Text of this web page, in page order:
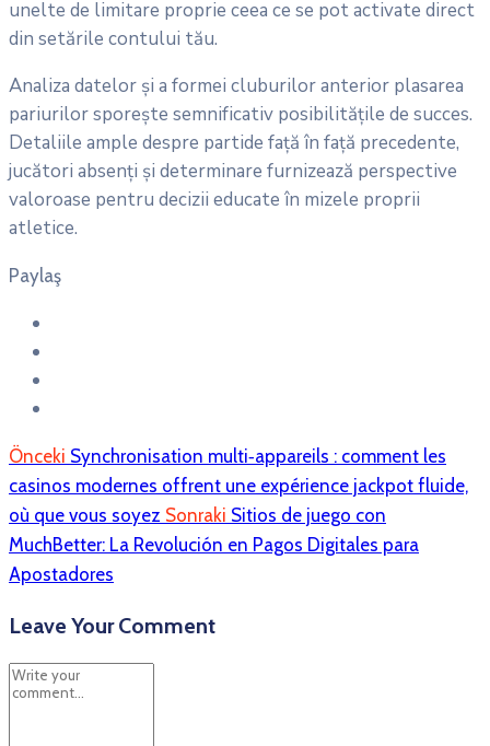
unelte de limitare proprie ceea ce se pot activate direct
din setările contului tău.
Analiza datelor și a formei cluburilor anterior plasarea
pariurilor sporește semnificativ posibilitățile de succes.
Detaliile ample despre partide față în față precedente,
jucători absenți și determinare furnizează perspective
valoroase pentru decizii educate în mizele proprii
atletice.
Paylaş
Önceki Synchronisation multi‑appareils : comment les
casinos modernes offrent une expérience jackpot fluide,
où que vous soyez Sonraki Sitios de juego con
MuchBetter: La Revolución en Pagos Digitales para
Apostadores
Leave Your Comment